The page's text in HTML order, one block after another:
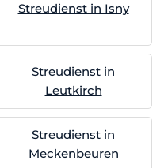
Streudienst in Isny
Streudienst in
Leutkirch
Streudienst in
Meckenbeuren